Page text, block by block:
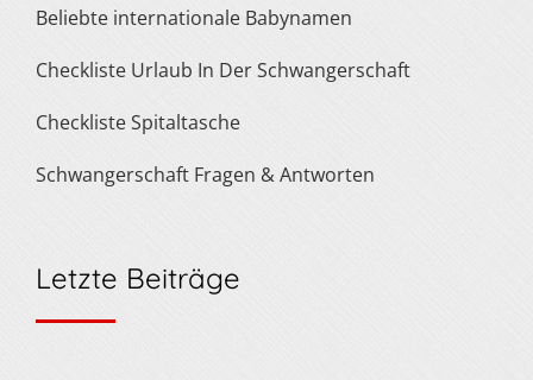
Beliebte internationale Babynamen
Checkliste Urlaub In Der Schwangerschaft
Checkliste Spitaltasche
Schwangerschaft Fragen & Antworten
Letzte Beiträge